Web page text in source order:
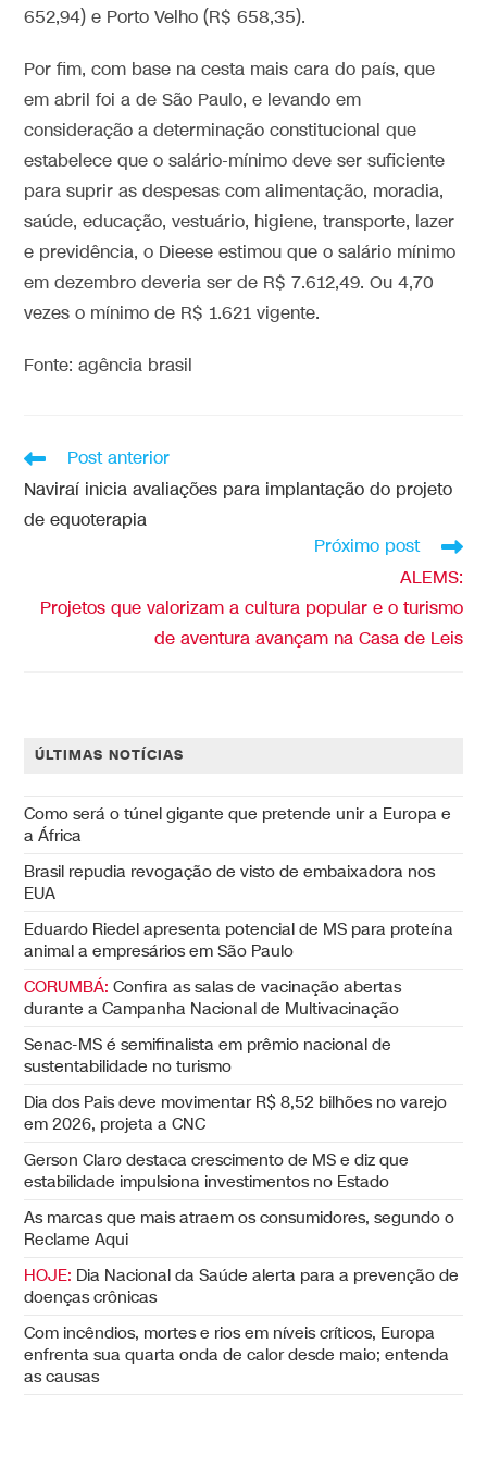
652,94) e Porto Velho (R$ 658,35).
Por fim, com base na cesta mais cara do país, que
em abril foi a de São Paulo, e levando em
consideração a determinação constitucional que
estabelece que o salário-mínimo deve ser suficiente
para suprir as despesas com alimentação, moradia,
saúde, educação, vestuário, higiene, transporte, lazer
e previdência, o Dieese estimou que o salário mínimo
em dezembro deveria ser de R$ 7.612,49. Ou 4,70
vezes o mínimo de R$ 1.621 vigente.
Fonte: agência brasil
Post anterior
Naviraí inicia avaliações para implantação do projeto
de equoterapia
Próximo post
ALEMS:
Projetos que valorizam a cultura popular e o turismo
de aventura avançam na Casa de Leis
ÚLTIMAS NOTÍCIAS
Como será o túnel gigante que pretende unir a Europa e
a África
Brasil repudia revogação de visto de embaixadora nos
EUA
Eduardo Riedel apresenta potencial de MS para proteína
animal a empresários em São Paulo
CORUMBÁ: Confira as salas de vacinação abertas
durante a Campanha Nacional de Multivacinação
Senac-MS é semifinalista em prêmio nacional de
sustentabilidade no turismo
Dia dos Pais deve movimentar R$ 8,52 bilhões no varejo
em 2026, projeta a CNC
Gerson Claro destaca crescimento de MS e diz que
estabilidade impulsiona investimentos no Estado
As marcas que mais atraem os consumidores, segundo o
Reclame Aqui
HOJE: Dia Nacional da Saúde alerta para a prevenção de
doenças crônicas
Com incêndios, mortes e rios em níveis críticos, Europa
enfrenta sua quarta onda de calor desde maio; entenda
as causas